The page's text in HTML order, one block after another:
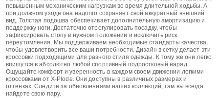
повышенным механическим нагрузкам во время длительной ходьбы. А
при должном уходе она надолго сохраняет свой аккуратный внешний
вид. Толстая подошва обеспечивает дополнительную амортизацию и
поддержку ноги. Достаточно отрегулировать посадку, чтобы
зафиксировать стопу в нужном положении и исключить риск
переутомления. Мы поддерживаем необходимые стандарты качества,
чтобы удовлетворить все ваши потребности. Дизайн в сетку делает эти
кроссовки подходящими для разного стиля одежды. К тому же они легко
впишутся в абсолютно любой спортивный подростковый наряд.
Ощущайте комфорт и уверенность в каждом своем движении легкими
кроссовками от X-Plode. Они доступны в различных размерах и
оттенках. Следите за обновлениями наших коллекций, там вы всегда
найдете свою пару.